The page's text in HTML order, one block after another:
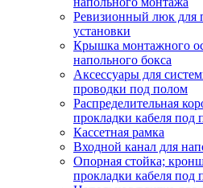
Ревизионный люк для
установки
Крышка монтажного
напольного бокса
Аксессуары для
проводки под полом
Распределительная
прокладки кабеля под
Кассетная рамка
Входной канал для
Опорная стойка;
прокладки кабеля под